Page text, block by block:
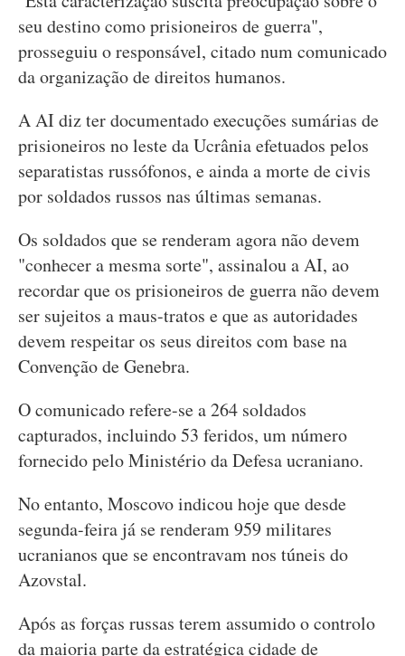
seu destino como prisioneiros de guerra",
prosseguiu o responsável, citado num comunicado
da organização de direitos humanos.
A AI diz ter documentado execuções sumárias de
prisioneiros no leste da Ucrânia efetuados pelos
separatistas russófonos, e ainda a morte de civis
por soldados russos nas últimas semanas.
Os soldados que se renderam agora não devem
"conhecer a mesma sorte", assinalou a AI, ao
recordar que os prisioneiros de guerra não devem
ser sujeitos a maus-tratos e que as autoridades
devem respeitar os seus direitos com base na
Convenção de Genebra.
O comunicado refere-se a 264 soldados
capturados, incluindo 53 feridos, um número
fornecido pelo Ministério da Defesa ucraniano.
No entanto, Moscovo indicou hoje que desde
segunda-feira já se renderam 959 militares
ucranianos que se encontravam nos túneis do
Azovstal.
Após as forças russas terem assumido o controlo
da maioria parte da estratégica cidade de